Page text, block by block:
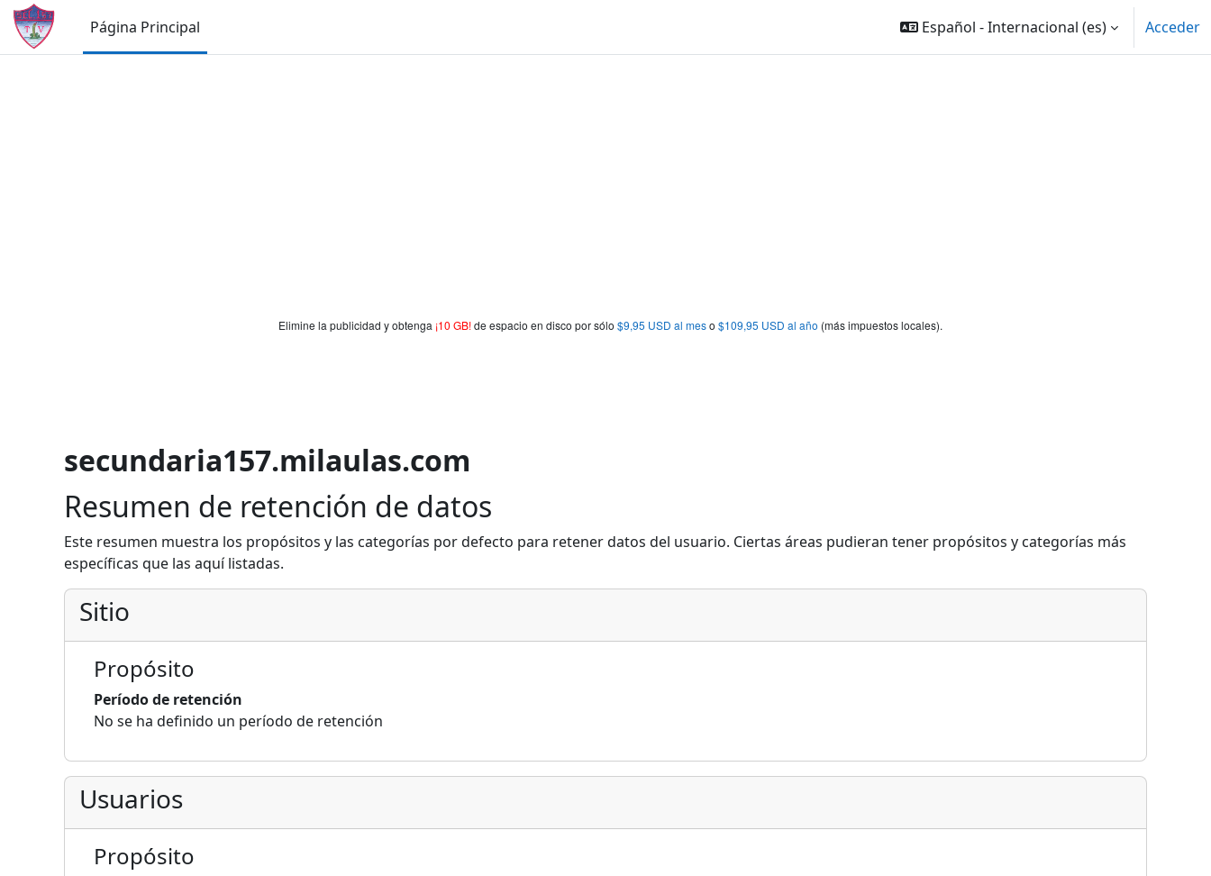
Salta al contenido principal
Elimine la publicidad y obtenga ¡10 GB!de espacio en disco por sólo $9,95 USD al meso $109,95 USD al año (más impuestos locales).
Página Principal Español - Internacional ‎(es)‎ Acceder
secundaria157.milaulas.com
Resumen de retención de datos
Este resumen muestra los propósitos y las categorías por defecto para retener datos del usuario. Ciertas áreas pudieran tener propósitos y categorías más
específicas que las aquí listadas.
Sitio
Propósito
Período de retención
No se ha definido un período de retención
Usuarios
Propósito